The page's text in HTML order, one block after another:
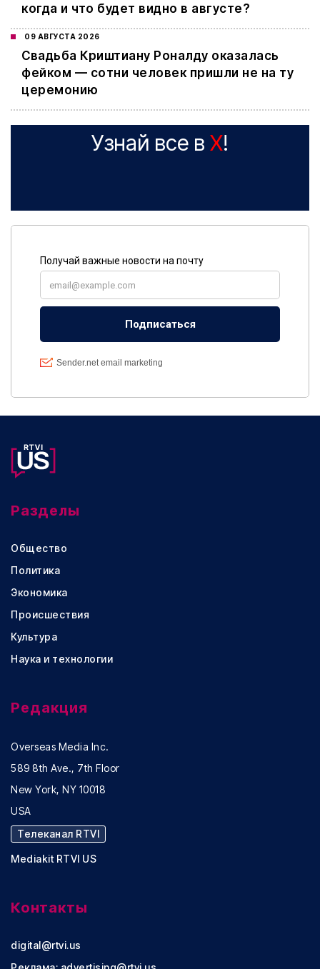
когда и что будет видно в августе?
09 АВГУСТА 2026
Свадьба Криштиану Роналду оказалась
фейком — сотни человек пришли не на ту
церемонию
Узнай все в X!
Разделы
Общество
Политика
Экономика
Происшествия
Культура
Наука и технологии
Редакция
Overseas Media Inc.
589 8th Ave., 7th Floor
New York, NY 10018
USA
Телеканал RTVI
Mediakit RTVI US
Контакты
digital@rtvi.us